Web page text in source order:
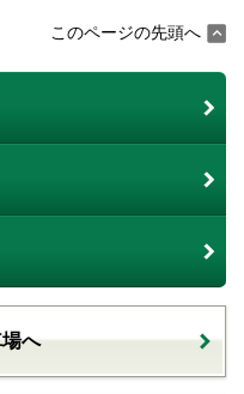
このページの先頭へ
へ